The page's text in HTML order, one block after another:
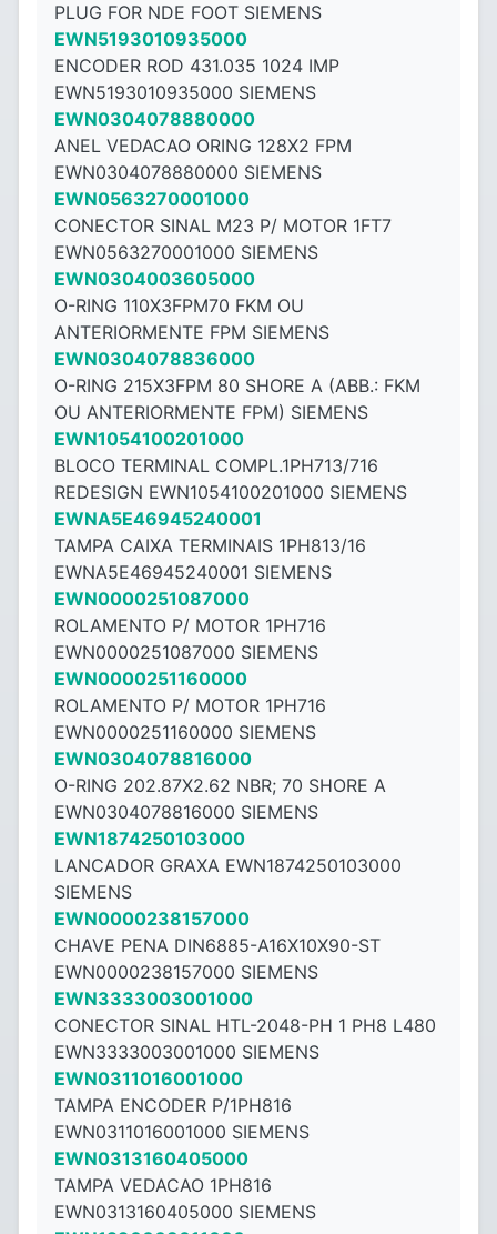
PLUG FOR NDE FOOT SIEMENS
EWN5193010935000
ENCODER ROD 431.035 1024 IMP
EWN5193010935000 SIEMENS
EWN0304078880000
ANEL VEDACAO ORING 128X2 FPM
EWN0304078880000 SIEMENS
EWN0563270001000
CONECTOR SINAL M23 P/ MOTOR 1FT7
EWN0563270001000 SIEMENS
EWN0304003605000
O-RING 110X3FPM70 FKM OU
ANTERIORMENTE FPM SIEMENS
EWN0304078836000
O-RING 215X3FPM 80 SHORE A (ABB.: FKM
OU ANTERIORMENTE FPM) SIEMENS
EWN1054100201000
BLOCO TERMINAL COMPL.1PH713/716
REDESIGN EWN1054100201000 SIEMENS
EWNA5E46945240001
TAMPA CAIXA TERMINAIS 1PH813/16
EWNA5E46945240001 SIEMENS
EWN0000251087000
ROLAMENTO P/ MOTOR 1PH716
EWN0000251087000 SIEMENS
EWN0000251160000
ROLAMENTO P/ MOTOR 1PH716
EWN0000251160000 SIEMENS
EWN0304078816000
O-RING 202.87X2.62 NBR; 70 SHORE A
EWN0304078816000 SIEMENS
EWN1874250103000
LANCADOR GRAXA EWN1874250103000
SIEMENS
EWN0000238157000
CHAVE PENA DIN6885-A16X10X90-ST
EWN0000238157000 SIEMENS
EWN3333003001000
CONECTOR SINAL HTL-2048-PH 1 PH8 L480
EWN3333003001000 SIEMENS
EWN0311016001000
TAMPA ENCODER P/1PH816
EWN0311016001000 SIEMENS
EWN0313160405000
TAMPA VEDACAO 1PH816
EWN0313160405000 SIEMENS